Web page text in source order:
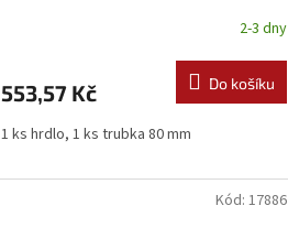
2-3 dny
553,57 Kč Do košíku
1 ks hrdlo, 1 ks trubka 80 mm
Kód: 17886